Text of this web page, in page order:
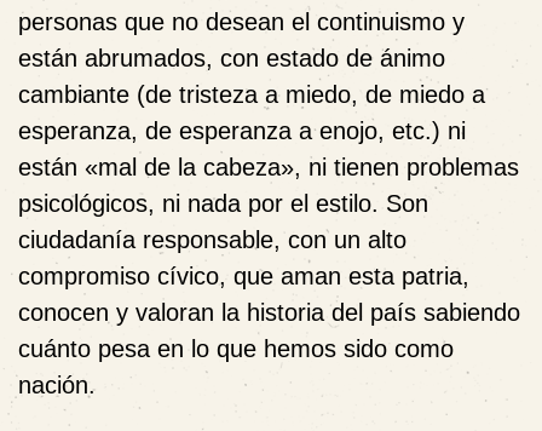
personas que no desean el continuismo y
están abrumados, con estado de ánimo
cambiante (de tristeza a miedo, de miedo a
esperanza, de esperanza a enojo, etc.) ni
están «mal de la cabeza», ni tienen problemas
psicológicos, ni nada por el estilo. Son
ciudadanía responsable, con un alto
compromiso cívico, que aman esta patria,
conocen y valoran la historia del país sabiendo
cuánto pesa en lo que hemos sido como
nación.